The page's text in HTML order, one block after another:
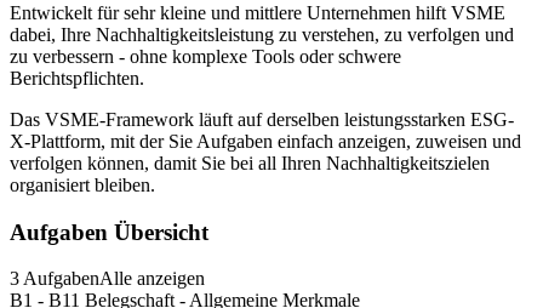
Entwickelt für sehr kleine und mittlere Unternehmen hilft VSME
dabei, Ihre Nachhaltigkeitsleistung zu verstehen, zu verfolgen und
zu verbessern - ohne komplexe Tools oder schwere
Berichtspflichten.
Das VSME-Framework läuft auf derselben leistungsstarken ESG-
X-Plattform, mit der Sie Aufgaben einfach anzeigen, zuweisen und
verfolgen können, damit Sie bei all Ihren Nachhaltigkeitszielen
organisiert bleiben.
Aufgaben Übersicht
3 AufgabenAlle anzeigen
B1 - B11 Belegschaft - Allgemeine Merkmale